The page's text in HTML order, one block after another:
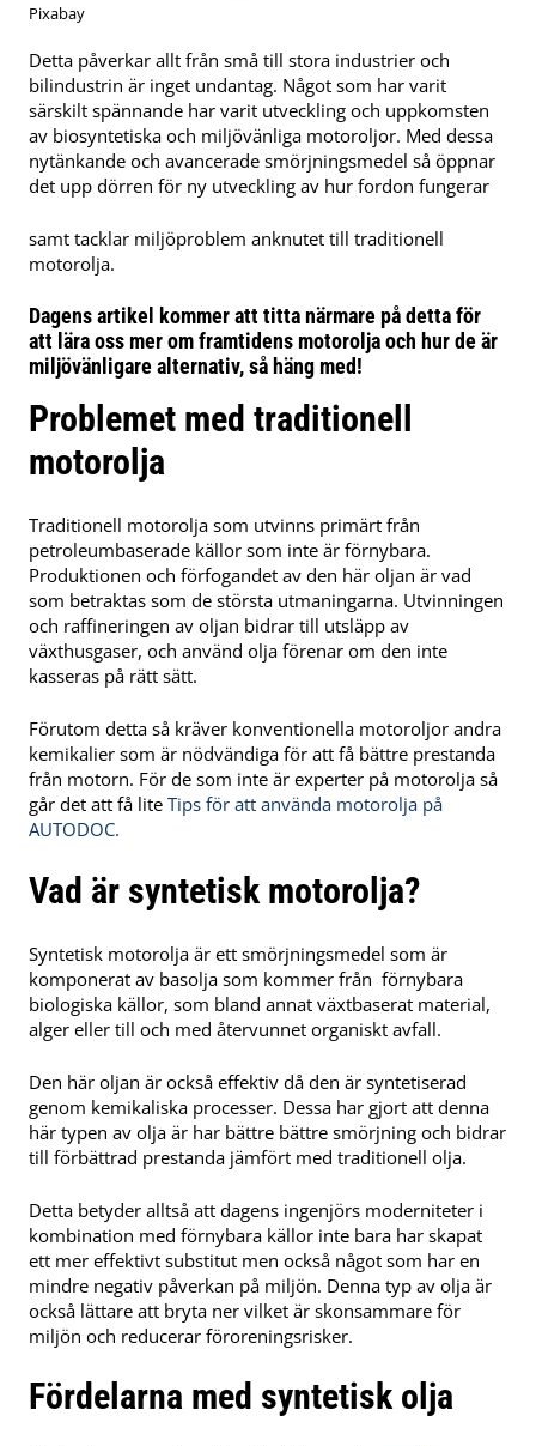
Pixabay
Detta påverkar allt från små till stora industrier och
bilindustrin är inget undantag. Något som har varit
särskilt spännande har varit utveckling och uppkomsten
av biosyntetiska och miljövänliga motoroljor. Med dessa
nytänkande och avancerade smörjningsmedel så öppnar
det upp dörren för ny utveckling av hur fordon fungerar
samt tacklar miljöproblem anknutet till traditionell
motorolja.
Dagens artikel kommer att titta närmare på detta för
att lära oss mer om framtidens motorolja och hur de är
miljövänligare alternativ, så häng med!
Problemet med traditionell
motorolja
Traditionell motorolja som utvinns primärt från
petroleumbaserade källor som inte är förnybara.
Produktionen och förfogandet av den här oljan är vad
som betraktas som de största utmaningarna. Utvinningen
och raffineringen av oljan bidrar till utsläpp av
växthusgaser, och använd olja förenar om den inte
kasseras på rätt sätt.
Förutom detta så kräver konventionella motoroljor andra
kemikalier som är nödvändiga för att få bättre prestanda
från motorn. För de som inte är experter på motorolja så
går det att få lite Tips för att använda motorolja på
AUTODOC.
Vad är syntetisk motorolja?
Syntetisk motorolja är ett smörjningsmedel som är
komponerat av basolja som kommer från förnybara
biologiska källor, som bland annat växtbaserat material,
alger eller till och med återvunnet organiskt avfall.
Den här oljan är också effektiv då den är syntetiserad
genom kemikaliska processer. Dessa har gjort att denna
här typen av olja är har bättre bättre smörjning och bidrar
till förbättrad prestanda jämfört med traditionell olja.
Detta betyder alltså att dagens ingenjörs moderniteter i
kombination med förnybara källor inte bara har skapat
ett mer effektivt substitut men också något som har en
mindre negativ påverkan på miljön. Denna typ av olja är
också lättare att bryta ner vilket är skonsammare för
miljön och reducerar föroreningsrisker.
Fördelarna med syntetisk olja